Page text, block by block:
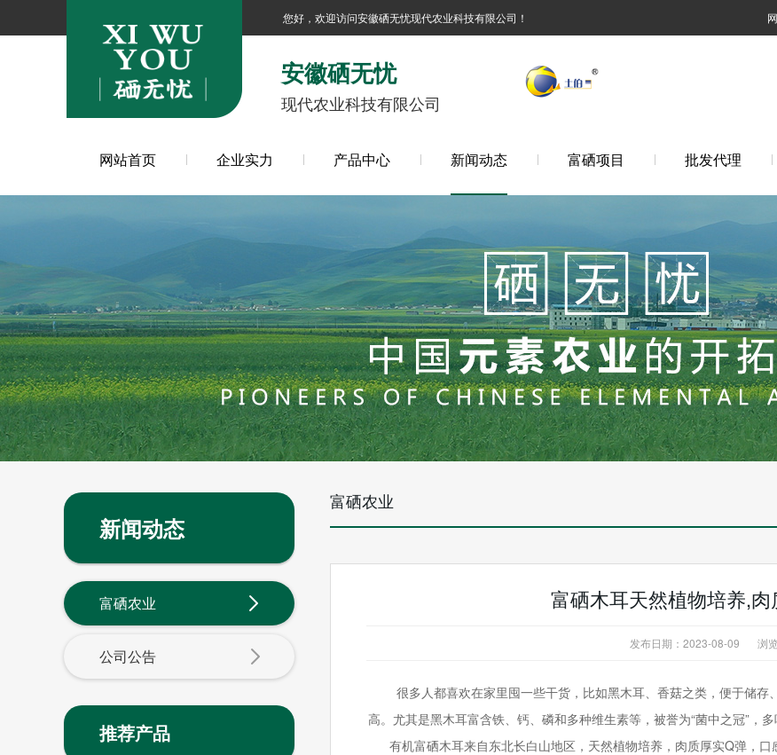
您好，欢迎访问安徽硒无忧现代农业科技有限公司！
安徽硒无忧
现代农业科技有限公司
网站首页 企业实力 产品中心 新闻动态 富硒项目 批发代理
新闻动态
富硒农业
公司公告
推荐产品
富硒农业
富硒木耳天然植物培养,
发布日期：2023-08-09 浏
很多人都喜欢在家里囤一些干货，比如黑木耳、香菇之类，便于储存
高。尤其是黑木耳富含铁、钙、磷和多种维生素等，被誉为“菌中之冠”，多
有机富硒木耳来自东北长白山地区，天然植物培养，肉质厚实Q弹，口